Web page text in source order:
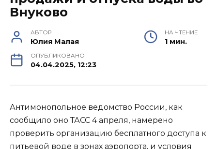
Внуково
АВТОР
Юлия Малая
НА ЧТЕНИЕ
1 мин.
ОПУБЛИКОВАНО
04.04.2025, 12:23
Антимонопольное ведомство России, как
сообщило оно ТАСС 4 апреля, намерено
проверить организацию бесплатного доступа к
питьевой воде в зонах аэропорта, и условия